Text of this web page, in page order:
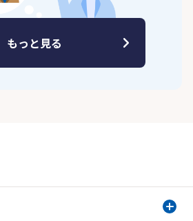
もっと見る